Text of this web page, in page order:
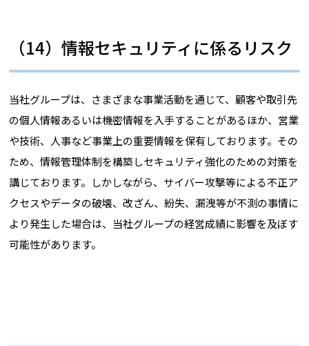
（14）情報セキュリティに係るリスク
当社グループは、さまざまな事業活動を通じて、顧客や取引先
の個人情報あるいは機密情報を入手することがあるほか、営業
や技術、人事など事業上の重要情報を保有しております。その
ため、情報管理体制を構築しセキュリティ強化のための対策を
講じております。しかしながら、サイバー攻撃等による不正ア
クセスやデータの破壊、改ざん、紛失、漏洩等が不測の事情に
より発生した場合は、当社グループの経営成績に影響を及ぼす
可能性があります。